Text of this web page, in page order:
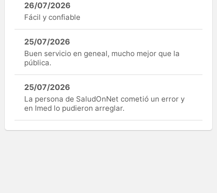
26/07/2026
Fácil y confiable
25/07/2026
Buen servicio en geneal, mucho mejor que la
pública.
25/07/2026
La persona de SaludOnNet cometió un error y
en Imed lo pudieron arreglar.